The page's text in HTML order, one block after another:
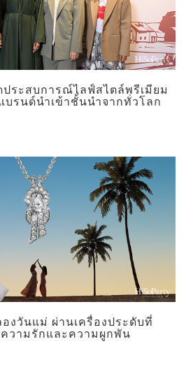
ดประสบการณ์ไลฟ์สไตล์พรีเมียม
บรนด์นำเข้าชั้นนำจากทั่วโลก
งวันแม่ ผ่านเครื่องประดับที่
วามรักและความผูกพัน